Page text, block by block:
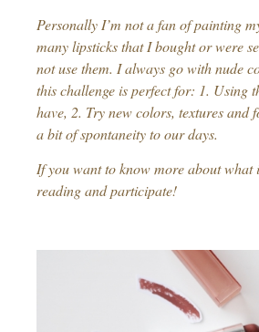
Personally I’m not a fan of painting
many lipsticks that I bought or were
not use them. I always go with nude
this challenge is perfect for: 1. Using
have, 2. Try new colors, textures and
a bit of spontaneity to our days.
If you want to know more about what
reading and participate!